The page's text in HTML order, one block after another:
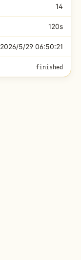
E11
F8
14
120s
2026/5/29 06:50:21
finished